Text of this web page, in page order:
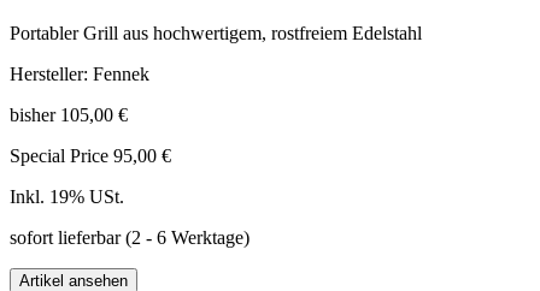
Portabler Grill aus hochwertigem, rostfreiem Edelstahl
Hersteller: Fennek
bisher 105,00 €
Special Price 95,00 €
Inkl. 19% USt.
sofort lieferbar(2 - 6 Werktage)
Artikel ansehen